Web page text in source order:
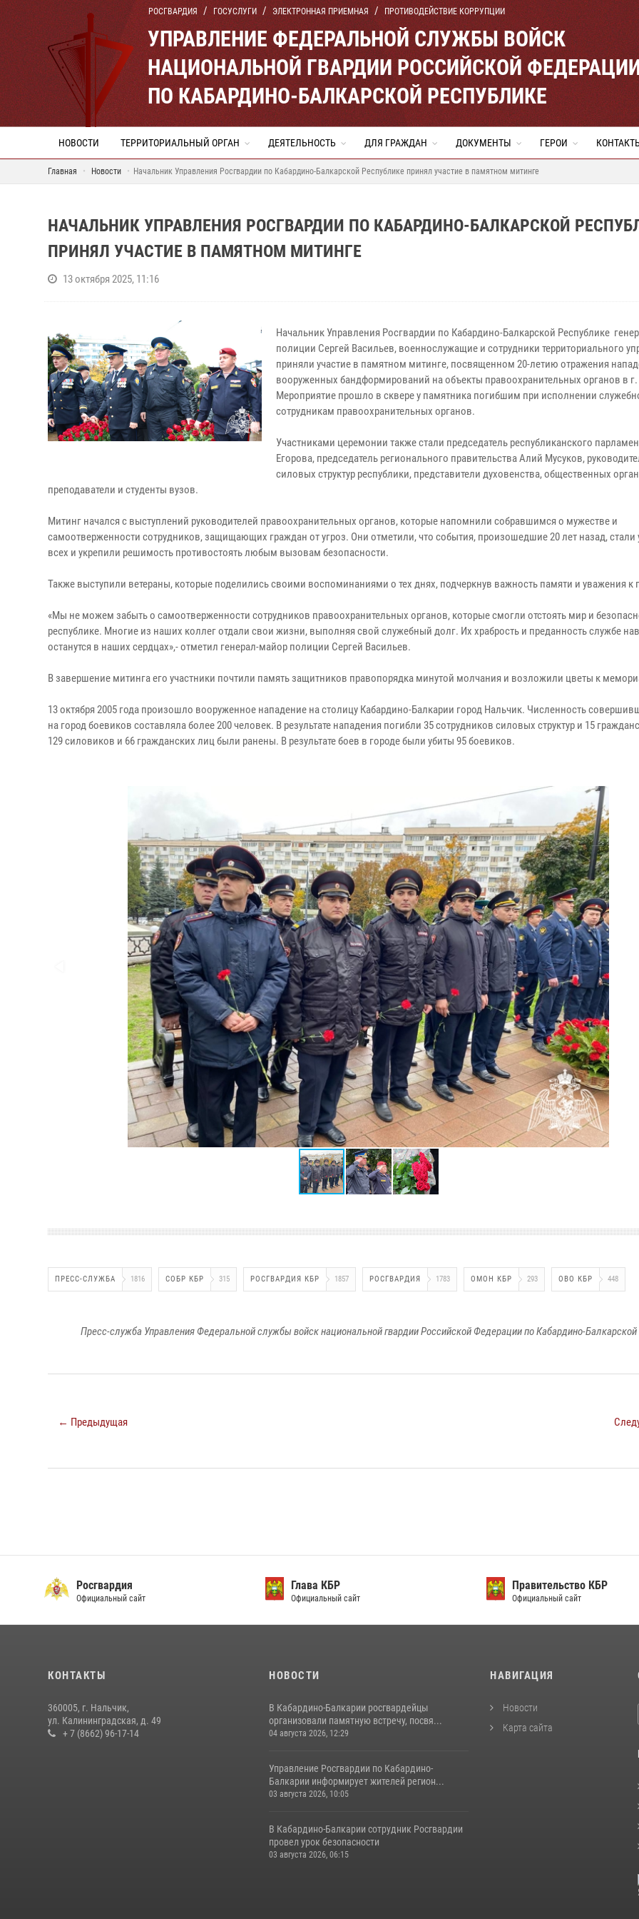
РОСГВАРДИЯ ГОСУСЛУГИ ЭЛЕКТРОННАЯ ПРИЕМНАЯ ПРОТИВОДЕЙСТВИЕ КОРРУПЦИИ
УПРАВЛЕНИЕ ФЕДЕРАЛЬНОЙ СЛУЖБЫ ВОЙСК
НАЦИОНАЛЬНОЙ ГВАРДИИ РОССИЙСКОЙ
ПО КАБАРДИНО-БАЛКАРСКОЙ РЕСПУБЛИКЕ
НОВОСТИ ТЕРРИТОРИАЛЬНЫЙ ОРГАН ДЕЯТЕЛЬНОСТЬ ДЛЯ ГРАЖДАН ДОКУМЕНТЫ ГЕРОИ
Главная Новости Начальник Управления Росгвардии по Кабардино-Балкарской Республике принял участие в памятном митинге
НАЧАЛЬНИК УПРАВЛЕНИЯ РОСГВАРДИИ ПО КАБАРДИНО-БАЛКАРСКОЙ
ПРИНЯЛ УЧАСТИЕ В ПАМЯТНОМ МИТИНГЕ
13 октября 2025, 11:16
Начальник Управления Росгвардии по Кабардино-Балкарской Республике
полиции Сергей Васильев, военнослужащие и сотрудники территориального
приняли участие в памятном митинге, посвященном 20-летию отражения
вооруженных бандформирований на объекты правоохранительных органов в
Мероприятие прошло в сквере у памятника погибшим при исполнении
сотрудникам правоохранительных органов.
Участниками церемонии также стали председатель республиканского
Егорова, председатель регионального правительства Алий Мусуков,
силовых структур республики, представители духовенства, общественных
преподаватели и студенты вузов.
Митинг начался с выступлений руководителей правоохранительных органов, которые напомнили собравшимся о мужестве и
самоотверженности сотрудников, защищающих граждан от угроз. Они отметили, что события, произошедшие 20 лет назад, стали
всех и укрепили решимость противостоять любым вызовам безопасности.
Также выступили ветераны, которые поделились своими воспоминаниями о тех днях, подчеркнув важность памяти и уважения
«Мы не можем забыть о самоотверженности сотрудников правоохранительных органов, которые смогли отстоять мир и
республике. Многие из наших коллег отдали свои жизни, выполняя свой служебный долг. Их храбрость и преданность службе
останутся в наших сердцах»,- отметил генерал-майор полиции Сергей Васильев.
В завершение митинга его участники почтили память защитников правопорядка минутой молчания и возложили цветы к
13 октября 2005 года произошло вооруженное нападение на столицу Кабардино-Балкарии город Нальчик. Численность
на город боевиков составляла более 200 человек. В результате нападения погибли 35 сотрудников силовых структур и 15
129 силовиков и 66 гражданских лиц были ранены. В результате боев в городе были убиты 95 боевиков.
ПРЕСС-СЛУЖБА 1816 СОБР КБР 315 РОСГВАРДИЯ КБР 1857 РОСГВАРДИЯ 1783 ОМОН КБР 293 ОВО КБР 448
Пресс-служба Управления Федеральной службы войск национальной гвардии Российской Федерации по Кабардино-Балкарской
← Предыдущая
Росгвардия
Официальный сайт
Глава КБР
Официальный сайт
Правительство КБР
Официальный сайт
КОНТАКТЫ
360005, г. Нальчик,
ул. Калининградская, д. 49
+ 7 (8662) 96-17-14
НОВОСТИ
В Кабардино-Балкарии росгвардейцы
организовали памятную встречу, посвя...
04 августа 2026, 12:29
Управление Росгвардии по Кабардино-
Балкарии информирует жителей регион...
03 августа 2026, 10:05
В Кабардино‑Балкарии сотрудник Росгвардии
провел урок безопасности
03 августа 2026, 06:15
НАВИГАЦИЯ
Новости
Карта сайта